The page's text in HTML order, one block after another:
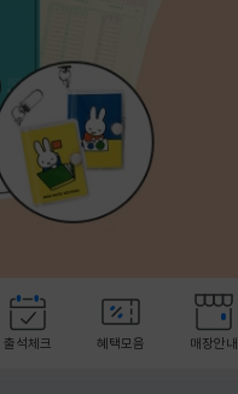
출석체크 혜택모음 매장안내